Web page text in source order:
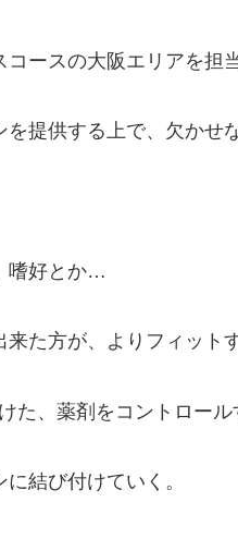
ースの大阪エリアを担
提供する上で、欠かせ
嗜好とか…
た方が、よりフィット
た、薬剤をコントロール
結び付けていく。